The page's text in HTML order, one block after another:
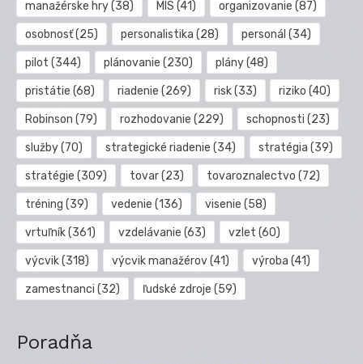
manažérske hry(38) MIS (41) organizovanie (87)
osobnosť(25) personalistika (28) personál (34)
pilot (344) plánovanie (230) plány(48)
pristátie (68) riadenie (269) risk(33) riziko (40)
Robinson (79) rozhodovanie (229) schopnosti (23)
služby(70) strategické riadenie (34) stratégia (39)
stratégie (309) tovar(23) tovaroznalectvo (72)
tréning (39) vedenie (136) visenie (58)
vrtuľník(361) vzdelávanie (63) vzlet (60)
výcvik(318) výcvik manažérov(41) výroba (41)
zamestnanci (32) ľudské zdroje (59)
Poradňa